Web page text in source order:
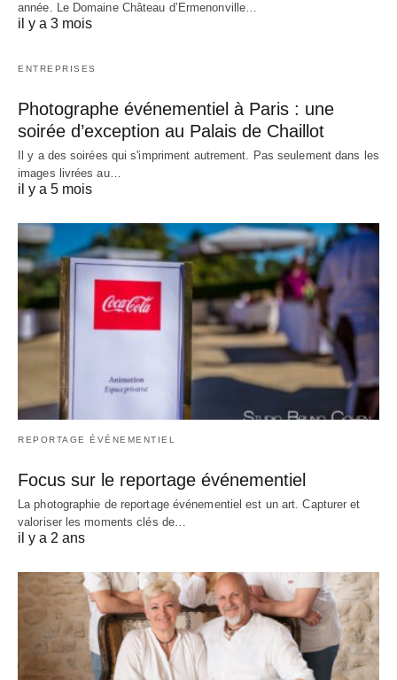
année. Le Domaine Château d’Ermenonville…
il y a 3 mois
ENTREPRISES
Photographe événementiel à Paris : une
soirée d’exception au Palais de Chaillot
Il y a des soirées qui s'impriment autrement. Pas seulement dans les
images livrées au…
il y a 5 mois
REPORTAGE ÉVÉNEMENTIEL
Focus sur le reportage événementiel
La photographie de reportage événementiel est un art. Capturer et
valoriser les moments clés de…
il y a 2 ans